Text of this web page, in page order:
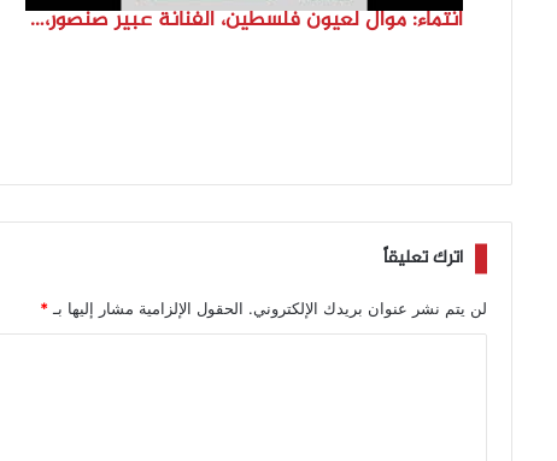
انتماء: موال لعيون فلسطين، الفنانة عبير صنصور، فلسطين
اترك تعليقاً
لن يتم نشر عنوان بريدك الإلكتروني. الحقول الإلزامية مشار إليها بـ *